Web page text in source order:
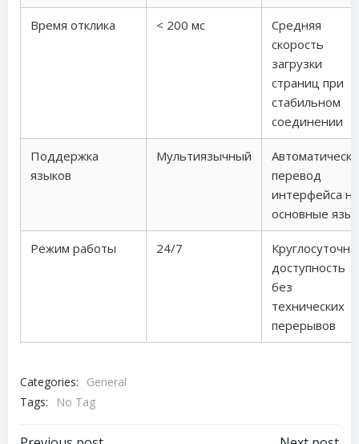
Время отклика < 200 мс
Средняя
скорость
загрузки
страниц при
стабильном
соединении
Поддержка
языков
Мультиязычный
перевод
интерфейса на
основные
Режим работы 24/7
доступность
без
технических
перерывов
Categories:
General
Tags:
No Tag